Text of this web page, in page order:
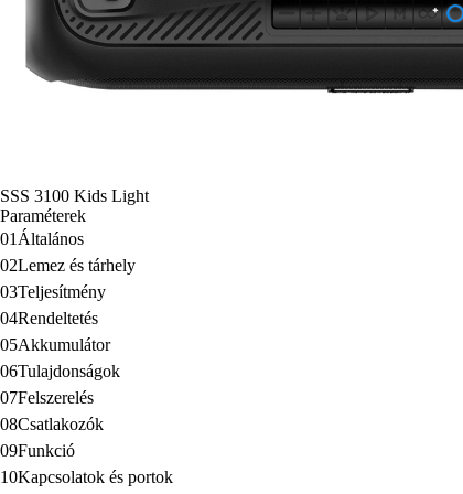
SSS 3100 Kids Light
Paraméterek
01 Általános
02Lemez és tárhely
03Teljesítmény
04Rendeltetés
05Akkumulátor
06Tulajdonságok
07Felszerelés
08Csatlakozók
09Funkció
10Kapcsolatok és portok